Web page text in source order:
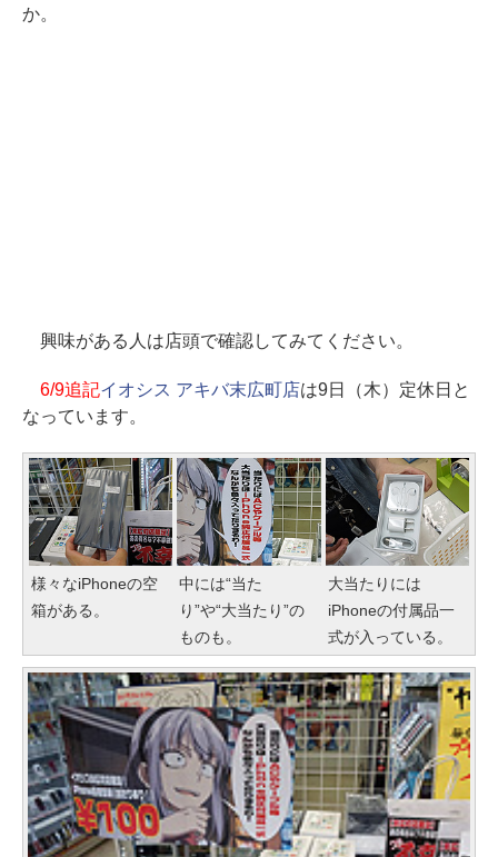
か。
興味がある人は店頭で確認してみてください。
6/9追記イオシス アキバ末広町店は9日（木）定休日と
なっています。
様々なiPhoneの空
箱がある。
中には“当た
り”や“大当たり”の
ものも。
大当たりには
iPhoneの付属品一
式が入っている。